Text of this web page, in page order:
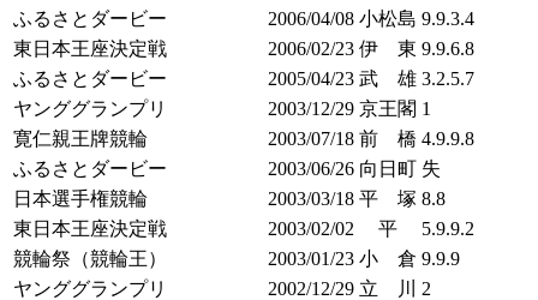
ふるさとダービー
2006/04/08 小松島 9.9.3.4
東日本王座決定戦
2006/02/23 伊 東 9.9.6.8
ふるさとダービー
2005/04/23 武 雄 3.2.5.7
ヤンググランプリ
2003/12/29 京王閣 1
寛仁親王牌競輪
2003/07/18 前 橋 4.9.9.8
ふるさとダービー
2003/06/26 向日町 失
日本選手権競輪
2003/03/18 平 塚 8.8
東日本王座決定戦
2003/02/02 平
5.9.9.2
競輪祭（競輪王）
2003/01/23 小 倉 9.9.9
ヤンググランプリ
2002/12/29 立 川
2